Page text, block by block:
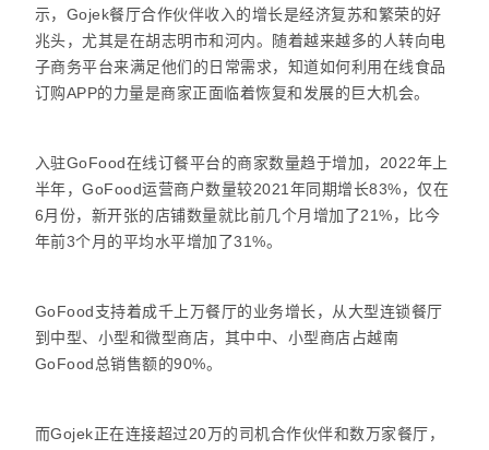
示，Gojek餐厅合作伙伴收入的增长是经济复苏和繁荣的好
兆头，尤其是在胡志明市和河内。随着越来越多的人转向电
子商务平台来满足他们的日常需求，知道如何利用在线食品
订购APP的力量是商家正面临着恢复和发展的巨大机会。
入驻GoFood在线订餐平台的商家数量趋于增加，2022年上
半年，GoFood运营商户数量较2021年同期增长83%，仅在
6月份，新开张的店铺数量就比前几个月增加了21%，比今
年前3个月的平均水平增加了31%。
GoFood支持着成千上万餐厅的业务增长，从大型连锁餐厅
到中型、小型和微型商店，其中中、小型商店占越南
GoFood总销售额的90%。
而Gojek正在连接超过20万的司机合作伙伴和数万家餐厅，